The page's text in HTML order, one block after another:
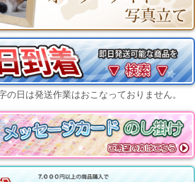
の日は発送作業はおこなっておりません。